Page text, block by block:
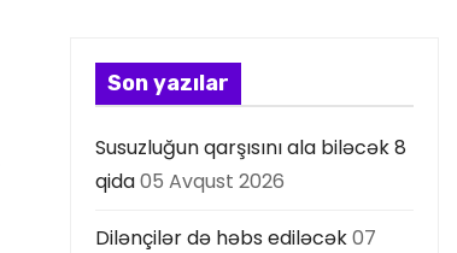
Son yazılar
Susuzluğun qarşısını ala biləcək 8
qida05 Avqust 2026
Dilənçilər də həbs ediləcək07